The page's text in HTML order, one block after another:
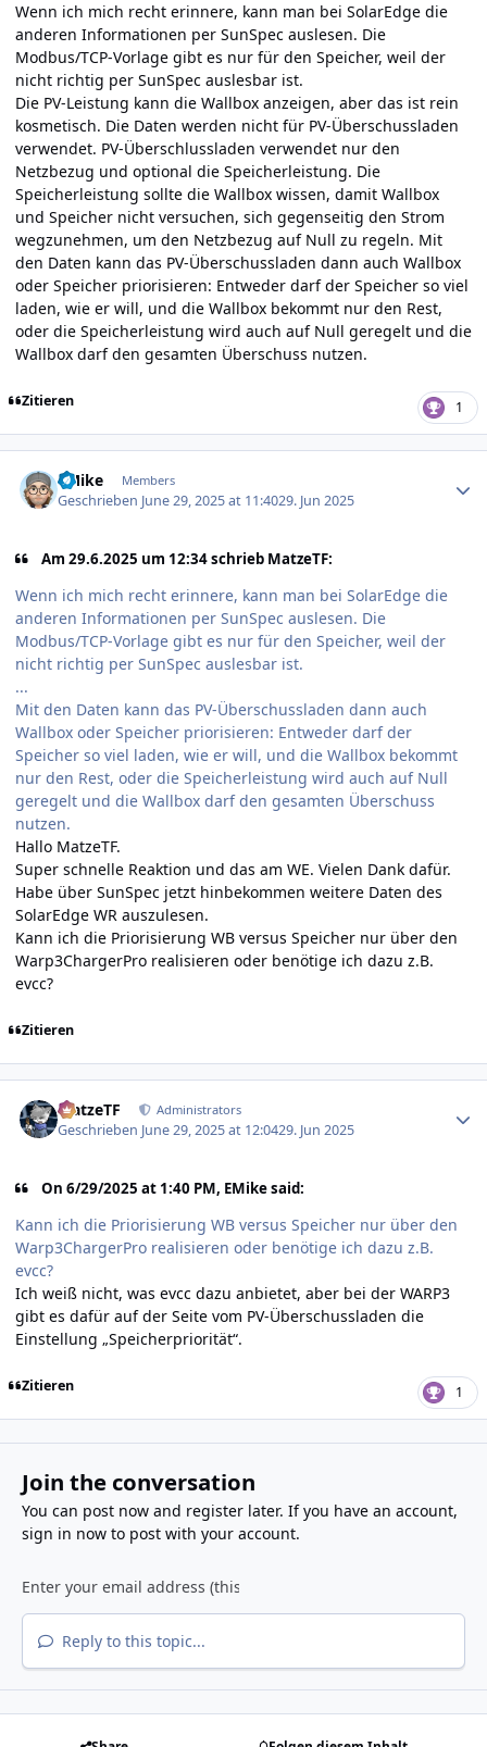
Wenn ich mich recht erinnere, kann man bei SolarEdge die
anderen Informationen per SunSpec auslesen. Die
Modbus/TCP-Vorlage gibt es nur für den Speicher, weil der
nicht richtig per SunSpec auslesbar ist.
Die PV-Leistung kann die Wallbox anzeigen, aber das ist rein
kosmetisch. Die Daten werden nicht für PV-Überschussladen
verwendet. PV-Überschlussladen verwendet nur den
Netzbezug und optional die Speicherleistung. Die
Speicherleistung sollte die Wallbox wissen, damit Wallbox
und Speicher nicht versuchen, sich gegenseitig den Strom
wegzunehmen, um den Netzbezug auf Null zu regeln. Mit
den Daten kann das PV-Überschussladen dann auch Wallbox
oder Speicher priorisieren: Entweder darf der Speicher so viel
laden, wie er will, und die Wallbox bekommt nur den Rest,
oder die Speicherleistung wird auch auf Null geregelt und die
Wallbox darf den gesamten Überschuss nutzen.
Zitieren 1
EMike Members
Geschrieben June 29, 2025 at 11:4029. Jun 2025
Am 29.6.2025 um 12:34 schrieb MatzeTF:
Wenn ich mich recht erinnere, kann man bei SolarEdge die
anderen Informationen per SunSpec auslesen. Die
Modbus/TCP-Vorlage gibt es nur für den Speicher, weil der
nicht richtig per SunSpec auslesbar ist.
...
Mit den Daten kann das PV-Überschussladen dann auch
Wallbox oder Speicher priorisieren: Entweder darf der
Speicher so viel laden, wie er will, und die Wallbox bekommt
nur den Rest, oder die Speicherleistung wird auch auf Null
geregelt und die Wallbox darf den gesamten Überschuss
nutzen.
Hallo MatzeTF.
Super schnelle Reaktion und das am WE. Vielen Dank dafür.
Habe über SunSpec jetzt hinbekommen weitere Daten des
SolarEdge WR auszulesen.
Kann ich die Priorisierung WB versus Speicher nur über den
Warp3ChargerPro realisieren oder benötige ich dazu z.B.
evcc?
Zitieren
MatzeTF Administrators
Geschrieben June 29, 2025 at 12:0429. Jun 2025
On 6/29/2025 at 1:40 PM, EMike said:
Kann ich die Priorisierung WB versus Speicher nur über den
Warp3ChargerPro realisieren oder benötige ich dazu z.B.
evcc?
Ich weiß nicht, was evcc dazu anbietet, aber bei der WARP3
gibt es dafür auf der Seite vom PV-Überschussladen die
Einstellung „Speicherpriorität“.
Zitieren 1
Join the conversation
You can post now and register later. If you have an account,
sign in nowto post with your account.
Reply to this topic...